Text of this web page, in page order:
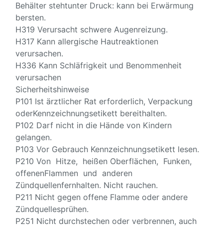
Behälter stehtunter Druck: kann bei Erwärmung
bersten.
H319 Verursacht schwere Augenreizung.
H317 Kann allergische Hautreaktionen
verursachen.
H336 Kann Schläfrigkeit und Benommenheit
verursachen
Sicherheitshinweise
P101 Ist ärztlicher Rat erforderlich, Verpackung
oderKennzeichnungsetikett bereithalten.
P102 Darf nicht in die Hände von Kindern
gelangen.
P103 Vor Gebrauch Kennzeichnungsetikett lesen.
P210 Von Hitze, heißen Oberflächen, Funken,
offenenFlammen und anderen
Zündquellenfernhalten. Nicht rauchen.
P211 Nicht gegen offene Flamme oder andere
Zündquellesprühen.
P251 Nicht durchstechen oder verbrennen, auch